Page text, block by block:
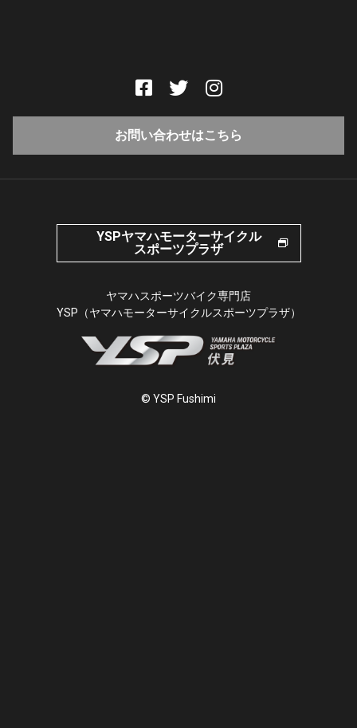
お問い合わせはこちら
YSPヤマハモーターサイクル
スポーツプラザ
ヤマハスポーツバイク専門店
YSP（ヤマハモーターサイクルスポーツプラザ）
© YSP Fushimi